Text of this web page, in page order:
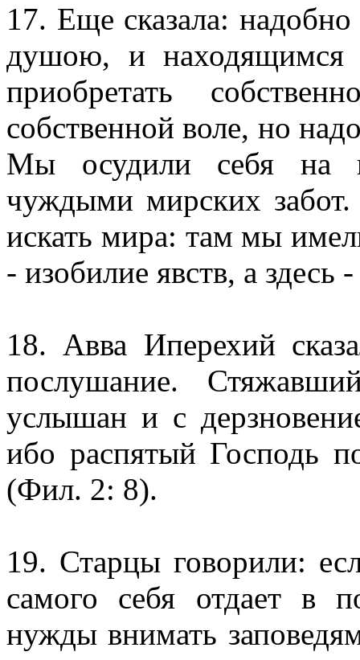
17. Еще сказала:
душою, и
приобретать
собственной воле, но
Мы осудили себя на
чуждыми мирских
искать мира: там мы
- изобилие явств, а здесь
18. Авва Иперехий
послушание.
услышан и с
ибо распятый Господь
(Фил. 2: 8).
19. Старцы говорили:
самого себя отдает в
нужды внимать